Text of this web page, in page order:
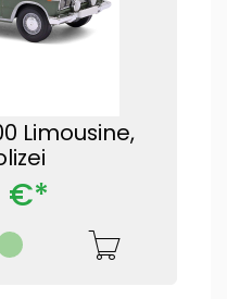
Limousine,
€*